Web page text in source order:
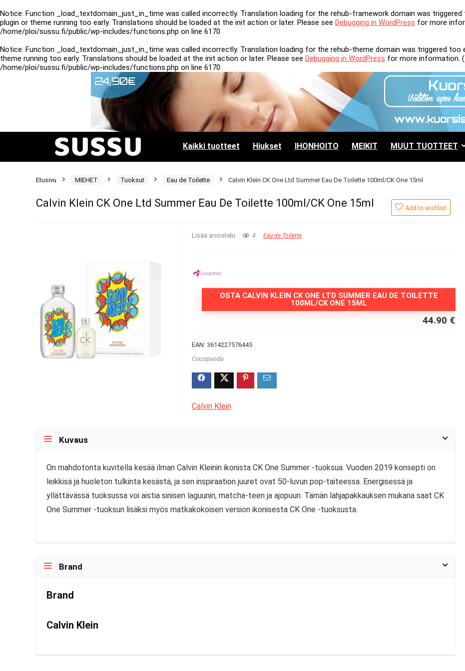
Notice: Function _load_textdomain_just_in_time was called incorrectly. Translation loading for the rehub-framework domain was
plugin or theme running too early. Translations should be loaded at the init action or later. Please see Debugging in WordPress for more
/home/ploi/sussu.fi/public/wp-includes/functions.php on line 6170
Notice: Function _load_textdomain_just_in_time was called incorrectly. Translation loading for the rehub-theme domain was triggered too
theme running too early. Translations should be loaded at the init action or later. Please see Debugging in WordPress for more information.
/home/ploi/sussu.fi/public/wp-includes/functions.php on line 6170
Kaikki tuotteet Hiukset IHONHOITO MEIKIT MUUT TUOTTEET
Etusivu MIEHET Tuoksut Eau de Toilette Calvin Klein CK One Ltd Summer Eau De Toilette 100ml/CK One 15ml
Calvin Klein CK One Ltd Summer Eau De Toilette 100ml/CK One 15ml Add to wishlist
Lisää arvostelu 4 Eau de Toilette
OSTA CALVIN KLEIN CK ONE LTD SUMMER EAU DE TOILETTE
100ML/CK ONE 15ML
44.90 €
EAN: 3614227576445
Cocopanda
Calvin Klein
Kuvaus
On mahdotonta kuvitella kesää ilman Calvin Kleinin ikonista CK One Summer -tuoksua. Vuoden 2019 konsepti on
leikkisä ja huoleton tulkinta kesästä, ja sen inspiraation juuret ovat 50-luvun pop-taiteessa. Energisessä ja
yllättävässä tuoksussa voi aistia sinisen laguunin, matcha-teen ja ajopuun. Tämän lahjapakkauksen mukana saat CK
One Summer -tuoksun lisäksi myös matkakokoisen version ikonisesta CK One -tuoksusta.
Brand
Brand
Calvin Klein